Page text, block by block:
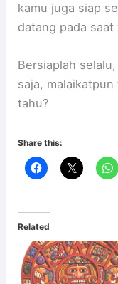
kamu juga siap
datang pada
Bersiaplah
saja,
tahu?
Share this:
Related